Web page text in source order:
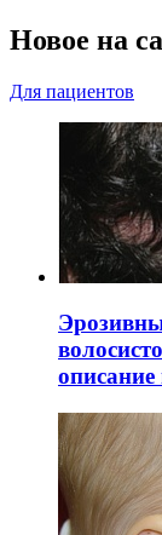
Новое на
Для пациентов